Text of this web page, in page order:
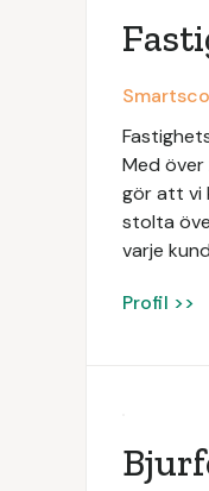
Med
gör att vi
stolta
varje
Profil >>